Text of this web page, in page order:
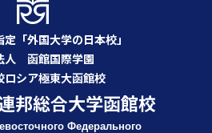
「外国大学の日本校」
人 函館国際学園
ロシア極東大函館校
邦総合大学函館校
Федерального